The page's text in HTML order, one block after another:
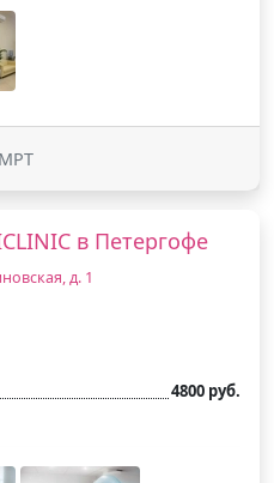
в Петергофе
д. 1
4800 руб.